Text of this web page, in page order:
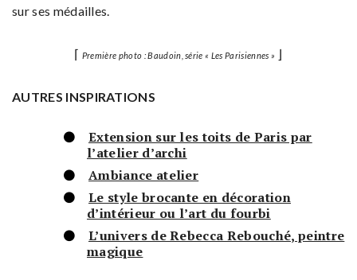
sur ses médailles.
⌈ Première photo : Baudoin, série « Les Parisiennes » ⌋
AUTRES INSPIRATIONS
Extension sur les toits de Paris par
l’atelier d’archi
Ambiance atelier
Le style brocante en décoration
d’intérieur ou l’art du fourbi
L’univers de Rebecca Rebouché, peintre
magique